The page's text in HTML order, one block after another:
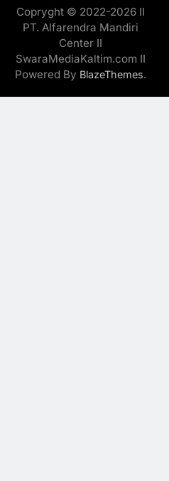
Copryght © 2022-2026 II
PT. Alfarendra Mandiri
Center II
SwaraMediaKaltim.com II
Powered By BlazeThemes.